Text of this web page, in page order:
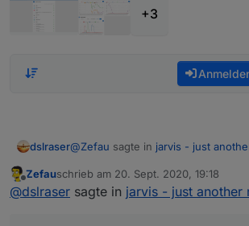
+3
dslraser@Zefau sagte in jarvis - just
Das sind Geräte mit position
Offline
Zefauschrieb am 20. Sept. 2020, 19:18
zuletzt editiert von
@dslraser sagte in jarvis - just another